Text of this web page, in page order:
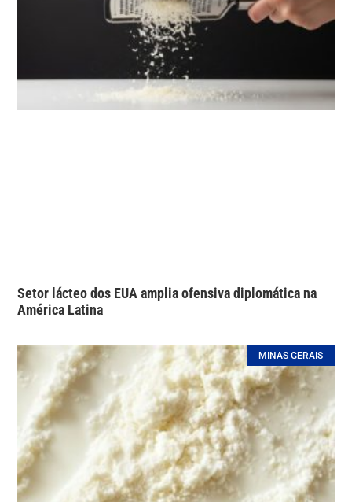
Setor lácteo dos EUA amplia ofensiva diplomática na
América Latina
MINAS GERAIS